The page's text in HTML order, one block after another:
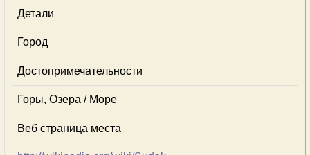
Детали
Город
Достопримечательности
Горы, Озера / Море
Веб страница места